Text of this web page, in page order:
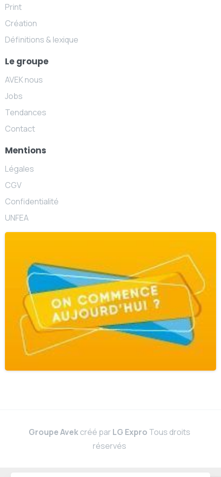
Print
Création
Définitions & lexique
Le groupe
AVEK nous
Jobs
Tendances
Contact
Mentions
Légales
CGV
Confidentialité
UNFEA
Groupe Avekcréé par LG Expro Tous droits
réservés